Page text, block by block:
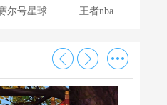
尔号星球 王者nba